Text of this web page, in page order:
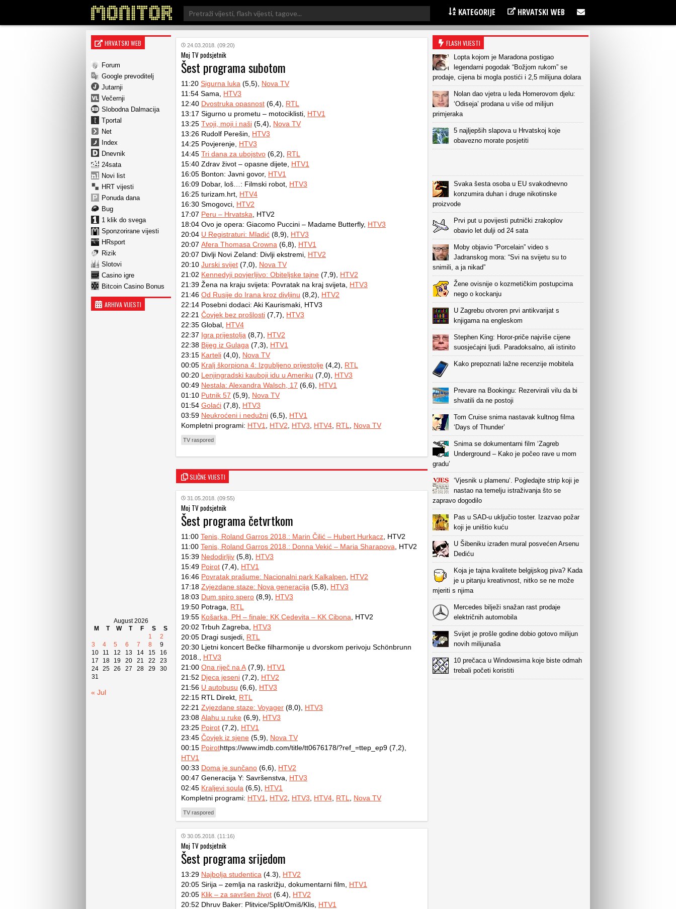
Search
for:
KATEGORIJE HRVATSKI WEB
HRVATSKI WEB
Forum
Google prevoditelj
Jutarnji
Večernji
Slobodna Dalmacija
Tportal
Net
Index
Dnevnik
24sata
Novi list
HRT vijesti
Ponuda dana
Bug
1 klik do svega
Sponzorirane vijesti
HRsport
Rizik
Slotovi
Casino igre
Bitcoin Casino Bonus
ARHIVA VIJESTI
August 2026
M
T W T F S
S
1
2
3
4 5 6 7 8
9
10
11 12 13 14 15
16
17
18 19 20 21 22
23
24 25 26 27 28 29
30
31
« Jul
24.03.2018. (09:20)
Moj TV podsjetnik
Šest programa subotom
11:20 Sigurna luka (5,5), Nova TV
11:54 Sama, HTV3
12:40 Dvostruka opasnost (6,4), RTL
13:17 Sigurno u prometu – motociklisti, HTV1
13:25 Tvoji, moji i naši (5,4), Nova TV
13:26 Rudolf Perešin, HTV3
14:25 Povjerenje, HTV3
14:45 Tri dana za ubojstvo (6,2), RTL
15:40 Zdrav život – opasne dijete, HTV1
16:05 Bonton: Javni govor, HTV1
16:09 Dobar, loš…: Filmski robot, HTV3
16:25 turizam.hrt, HTV4
16:30 Smogovci, HTV2
17:07 Peru – Hrvatska , HTV2
18:04 Ovo je opera: Giacomo Puccini – Madame Butterfly, HTV3
20:04 U Registraturi: Mladić (8,9), HTV3
20:07 Afera Thomasa Crowna (6,8), HTV1
20:07 Divlji Novi Zeland: Divlji ekstremi, HTV2
20:10 Jurski svijet (7,0), Nova TV
21:02 Kennedyji povjerljivo: Obiteljske tajne (7,9), HTV2
21:39 Žena na kraju svijeta: Povratak na kraj svijeta, HTV3
21:46 Od Rusije do Irana kroz divljinu (8,2), HTV2
22:14 Posebni dodaci: Aki Kaurismaki, HTV3
22:21 Čovjek bez prošlosti (7,7), HTV3
22:35 Global, HTV4
22:37 Igra prijestolja (8,7), HTV2
22:38 Bijeg iz Gulaga (7,3), HTV1
23:15 Karteli (4,0), Nova TV
00:05 Kralj škorpiona 4: Izgubljeno prijestolje (4,2), RTL
00:20 Lenjingradski kauboji idu u Ameriku (7,0), HTV3
00:49 Nestala: Alexandra Walsch, 17 (6,6), HTV1
01:10 Putnik 57 (5,9), Nova TV
01:54 Golaći (7,8), HTV3
03:59 Neukroćeni i nedužni (6,5), HTV1
Kompletni programi: HTV1 HTV2 HTV3 HTV4 RTL Nova TV
TV raspored
SLIČNE VIJESTI
31.05.2018. (09:55)
Moj TV podsjetnik
Šest programa četvrtkom
11:00 Tenis, Roland Garros 2018.: Marin Čilić – Hubert Hurkacz , HTV2
11:00 Tenis, Roland Garros 2018.: Donna Vekić – Maria Sharapova , HTV2
15:39 Nedodirljiv (5,8), HTV3
15:49 Poirot (7,4), HTV1
16:46 Povratak prašume: Nacionalni park Kalkalpen
HTV2
17:18 Zvjezdane staze: Nova generacija (5,8), HTV3
18:03 Dum spiro spero (8,9), HTV3
19:50 Potraga, RTL
19:55 Košarka, PH – finale: KK Cedevita – KK Cibona , HTV2
20:02 Trbuh Zagreba, HTV3
20:05 Dragi susjedi, RTL
20:30 Ljetni koncert Bečke filharmonije u dvorskom perivoju Schönbrunn
2018., HTV3
21:00 Ona riječ na A (7,9), HTV1
21:52 Djeca jeseni (7,2), HTV2
21:56 U autobusu (6,6), HTV3
22:15 RTL Direkt, RTL
22:21 Zvjezdane staze: Voyager (8,0), HTV3
23:08 Alahu u ruke (6,9), HTV3
23:25 Poirot (7,2), HTV1
23:45 Čovjek iz sjene (5,9), Nova TV
00:15 Poirothttps://www.imdb.com/title/tt0676178/?ref_=ttep_ep9 (7,2),
HTV1
00:33 Doma je sunčano (6,6), HTV2
00:47 Generacija Y: Savršenstva, HTV3
02:45 Kraljevi soula (6,5), HTV1
Kompletni programi: HTV1 HTV2 HTV3 HTV4 RTL Nova TV
TV raspored
30.05.2018. (11:16)
Moj TV podsjetnik
Šest programa srijedom
13:29 Najbolja studentica (4.3), HTV2
20:05 Sirija – zemlja na raskrižju, dokumentarni film, HTV1
20:05 Klik – za savršen život (6.4), HTV2
20:52 Dhruv Baker: Plitvice/Split/Omiš/Klis, HTV1
FLASH VIJESTI
Lopta kojom je Maradona postigao
legendarni pogodak “Božjom rukom” se
prodaje, cijena bi mogla postići i 2,5 milijuna dolara
Nolan dao vjetra u leđa Homerovom djelu:
‘Odiseja’ prodana u više od milijun
primjeraka
5 najljepših slapova u Hrvatskoj koje
obavezno morate posjetiti
Svaka šesta osoba u EU svakodnevno
konzumira duhan i druge nikotinske
proizvode
Prvi put u povijesti putnički zrakoplov
obavio let dulji od 24 sata
Moby objavio “Porcelain” video s
Jadranskog mora: “Svi na svijetu su to
snimili, a ja nikad”
Žene ovisnije o kozmetičkim postupcima
nego o kockanju
U Zagrebu otvoren prvi antikvarijat s
knjigama na engleskom
Stephen King: Horor-priče najviše cijene
suosjećajni ljudi. Paradoksalno, ali istinito
Kako prepoznati lažne recenzije mobitela
Prevare na Bookingu: Rezervirali vilu da bi
shvatili da ne postoji
Tom Cruise snima nastavak kultnog filma
‘Days of Thunder’
Snima se dokumentarni film ‘Zagreb
Underground – Kako je počeo rave u mom
gradu’
‘Vjesnik u plamenu‘. Pogledajte strip koji je
nastao na temelju istraživanja što se
zapravo dogodilo
Pas u SAD-u uključio toster. Izazvao požar
koji je uništio kuću
U Šibeniku izrađen mural posvećen Arsenu
Dediću
Koja je tajna kvalitete belgijskog piva? Kada
je u pitanju kreativnost, nitko se ne može
mjeriti s njima
Mercedes bilježi snažan rast prodaje
električnih automobila
Svijet je prošle godine dobio gotovo milijun
novih milijunaša
10 prečaca u Windowsima koje biste odmah
trebali početi koristiti